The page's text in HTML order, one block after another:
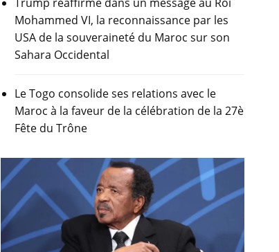
Mohammed VI, la reconnaissance par les
USA de la souveraineté du Maroc sur son
Sahara Occidental
Le Togo consolide ses relations avec le
Maroc à la faveur de la célébration de la 27è
Fête du Trône